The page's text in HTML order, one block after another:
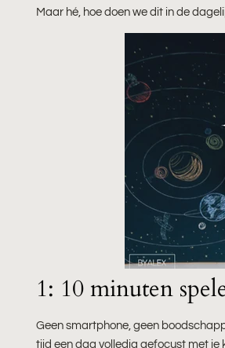
Maar hé, hoe doen we dit in de
1: 10 minuten
Geen smartphone, geen
tijd een dag volledig gefocust met je